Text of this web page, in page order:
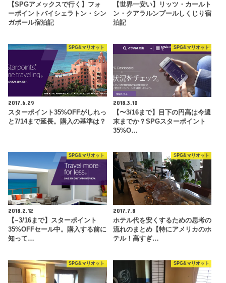
【SPGアメックスで行く】フォ
ーポイントバイシェラトン・シン
ガポール宿泊記
【世界一安い】リッツ・カールト
ン・クアラルンプールしくじり宿
泊記
SPG&マリオット
2017.6.29
スターポイント35%OFFがしれっ
と7/14まで延長。購入の基準は？
SPG&マリオット
2018.3.10
【〜3/16まで】目下の円高は今週
末までか？SPGスターポイント
35%O…
SPG&マリオット
2018.2.12
【~3/16まで】スターポイント
35%OFFセール中。購入する前に
知って…
SPG&マリオット
2017.7.8
ホテル代を安くするための思考の
流れのまとめ【特にアメリカのホ
テル！高すぎ…
SPG&マリオット SPG&マリオット